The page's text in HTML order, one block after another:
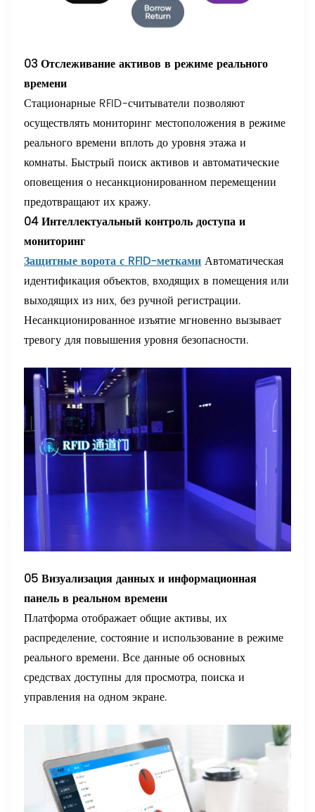
03 Отслеживание активов в режиме реального
времени
Стационарные RFID-считыватели позволяют
осуществлять мониторинг местоположения в режиме
реального времени вплоть до уровня этажа и
комнаты. Быстрый поиск активов и автоматические
оповещения о несанкционированном перемещении
предотвращают их кражу.
04 Интеллектуальный контроль доступа и
мониторинг
Защитные ворота с RFID-меткамиАвтоматическая
идентификация объектов, входящих в помещения или
выходящих из них, без ручной регистрации.
Несанкционированное изъятие мгновенно вызывает
тревогу для повышения уровня безопасности.
05 Визуализация данных и информационная
панель в реальном времени
Платформа отображает общие активы, их
распределение, состояние и использование в режиме
реального времени. Все данные об основных
средствах доступны для просмотра, поиска и
управления на одном экране.